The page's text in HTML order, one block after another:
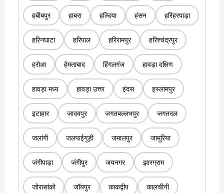
हबीबपुर हाबरा हल्दिया हंसन हरिहरपाड़ा
हरिनघाटा हरिपाल हरिरामपुर हरिश्चंद्रपुर
हरोआ हेमताबाद हिंगलगंज हावड़ा दक्षिण
हावड़ा मध्य हावड़ा उत्तर इंदस इस्लामपुर
इटाहार जादवपुर जगतबल्लभपुर जगतदल
जलांगी जलपाईगुड़ी जमालपुर जामुरिया
जंगीपाड़ा जंगीपुर जयनगर झारग्राम
जोरासांको जॉयपुर काकद्वीप कालचीनी